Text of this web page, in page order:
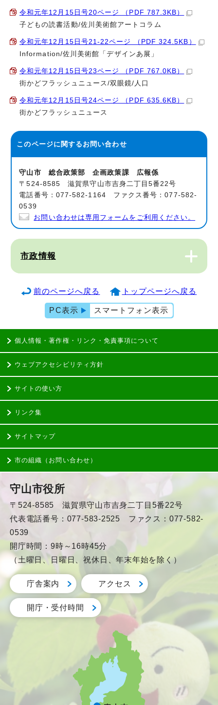
令和元年12月15日号20ページ （PDF 787.3KB）
子どもの読書活動/佐川美術館アートコラム
令和元年12月15日号21-22ページ （PDF 324.5KB）
Information/佐川美術館「デザインあ展」
令和元年12月15日号23ページ （PDF 767.0KB）
街かどフラッシュニュース/双眼鏡/人口
令和元年12月15日号24ページ （PDF 635.6KB）
街かどフラッシュニュース
このページに関するお問い合わせ
守山市 総合政策部 企画政策課 広報係
〒524-8585 滋賀県守山市吉身二丁目5番22号
電話番号：077-582-1164 ファクス番号：077-582-
0539
お問い合わせは専用フォームをご利用ください。
市政情報
前のページへ戻る トップページへ戻る
PC表示 スマートフォン表示
個人情報・著作権・リンク・免責事項について
ウェブアクセシビリティ方針
サイトの使い方
リンク集
サイトマップ
市の組織（お問い合わせ）
守山市役所
〒524-8585 滋賀県守山市吉身二丁目5番22号
代表電話番号：077-583-2525 ファクス：077-582-
0539
開庁時間：9時～16時45分
（土曜日、日曜日、祝休日、年末年始を除く）
庁舎案内 アクセス
開庁・受付時間